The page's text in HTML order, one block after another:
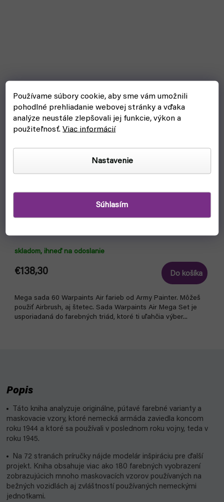
Používame súbory cookie, aby sme vám umožnili
pohodlné prehliadanie webovej stránky a vďaka
analýze neustále zlepšovali jej funkcie, výkon a
použiteľnosť.Viac informácií
Nastavenie
Súhlasím
skladom, ihneď na odoslanie
€138,30 Do košíka
Mega sada 60 Warpaints Air farieb od Army Painter. Môžeš
použiť Airbrush, aj štetec. Sada Warpaints Air Mega Set je
usporiadaná do farebných triád, ktoré ti uľahčia výber...
Popis
Táto kniha analyzuje originálne, pútavé farebné varianty a
maskovacie vzory, ktoré nemecká armáda zaviedla koncom
roku 1944 a ktoré sa používali v poslednom roku vojny, teda v
roku 1945.
Na 72 stranách príručky nájde modelár inšpiráciu pre ďalší
projekt. Kniha obsahuje viac ako 180 farebných vyobrazení
zobrazujúcich mnoho maskovacích vzorov používaných na
bežných vozidlách aj zvláštností používaných nemeckými
jednotkami.